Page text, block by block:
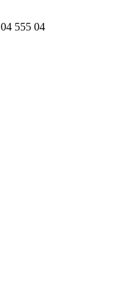
04 555 04